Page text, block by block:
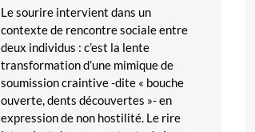
Le sourire intervient dans un
contexte de rencontre sociale entre
deux individus : c’est la lente
transformation d’une mimique de
soumission craintive -dite « bouche
ouverte, dents découvertes »- en
expression de non hostilité. Le rire